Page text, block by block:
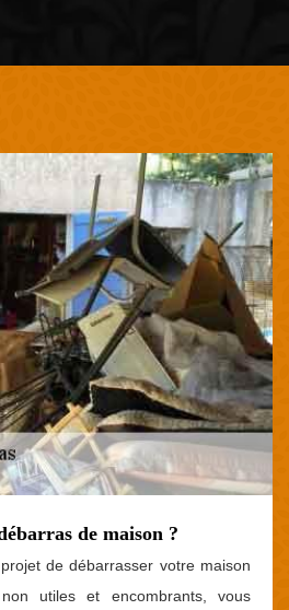
de maison ?
de débarrasser votre maison
utiles et encombrants, vous